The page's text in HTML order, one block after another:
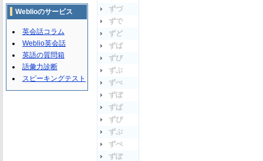
ずづ
ずで
ずど
ずば
ずび
ずぶ
ずべ
ずぼ
ずぱ
ずぴ
ずぷ
ずぺ
ずぽ
Weblioのサービス
英会話コラム
Weblio英会話
英語の質問箱
語彙力診断
スピーキングテスト